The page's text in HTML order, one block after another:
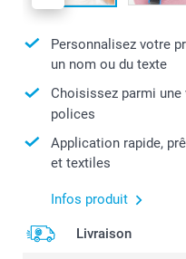
Personnalisez votre
un nom ou du texte
Choisissez parmi
polices
Application rapide,
et textiles
Infos produit
Livraison